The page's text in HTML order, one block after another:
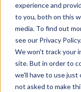
experience and
to you, both on this
media. To find out
see our Privacy Policy.
We won't track your
site. But in order to
we'll have to use
not asked to make
Riproduzione
Tutto
sapere